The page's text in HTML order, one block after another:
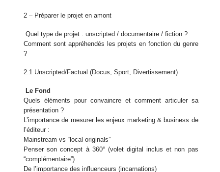
2 – Préparer le projet en amont
Quel type de projet : unscripted / documentaire / fiction ?
Comment sont appréhendés les projets en fonction du genre
?
2.1 Unscripted/Factual (Docus, Sport, Divertissement)
Le Fond
Quels éléments pour convaincre et comment articuler sa
présentation ?
L’importance de mesurer les enjeux marketing & business de
l’éditeur :
Mainstream vs “local originals”
Penser son concept à 360° (volet digital inclus et non pas
“complémentaire”)
De l’importance des influenceurs (incarnations)